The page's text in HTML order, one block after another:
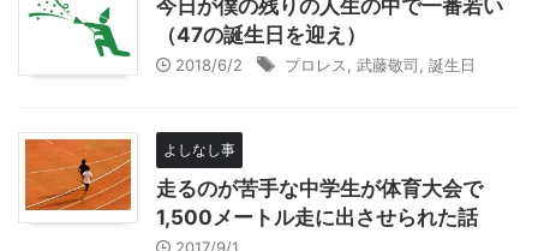
今日が僕の残りの人生の中で一番若い
（47の誕生日を迎え）
2018/6/2 プロレス 武藤敬司 誕生日
よしなし事
走るのが苦手な中学生が体育大会で
1,500メートル走に出させられた話